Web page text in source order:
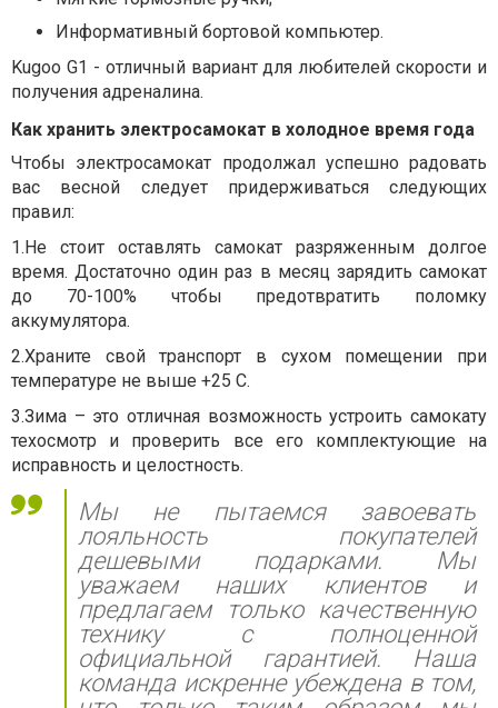
Информативный бортовой компьютер.
Kugoo G1 - отличный вариант для любителей скорости и
получения адреналина.
Как хранить электросамокат в холодное время года
Чтобы электросамокат продолжал успешно радовать
вас весной следует придерживаться следующих
правил:
1.Не стоит оставлять самокат разряженным долгое
время. Достаточно один раз в месяц зарядить самокат
до 70-100% чтобы предотвратить поломку
аккумулятора.
2.Храните свой транспорт в сухом помещении при
температуре не выше +25 С.
3.Зима – это отличная возможность устроить самокату
техосмотр и проверить все его комплектующие на
исправность и целостность.
Мы не пытаемся завоевать
лояльность покупателей
дешевыми подарками. Мы
уважаем наших клиентов и
предлагаем только качественную
технику с полноценной
официальной гарантией. Наша
команда искренне убеждена в том,